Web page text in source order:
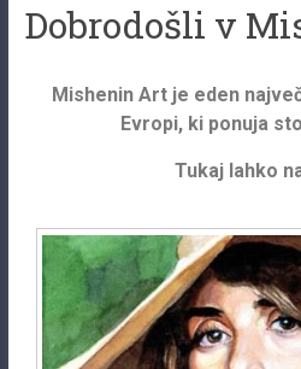
Dobrodošli v
Mishenin Art je eden
Evropi, ki ponuja
Tukaj lahko